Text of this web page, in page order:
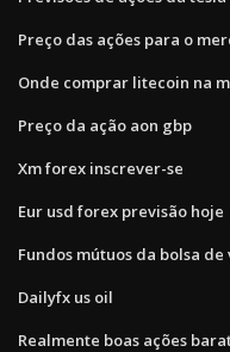
Preço das ações para o
Onde comprar litecoin na
Preço da ação aon gbp
Xm forex inscrever-se
Eur usd forex previsão hoje
Fundos mútuos da bolsa
Dailyfx us oil
Realmente boas ações